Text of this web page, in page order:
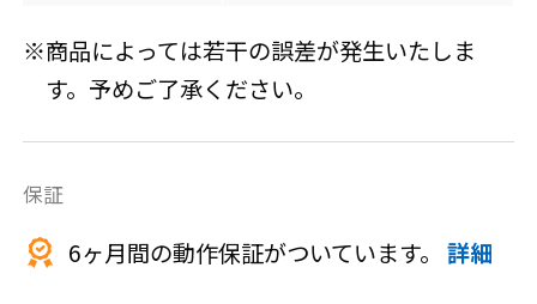
※商品によっては若干の誤差が発生いたしま
す。予めご了承ください。
保証
6ヶ月間の動作保証がついています。詳細